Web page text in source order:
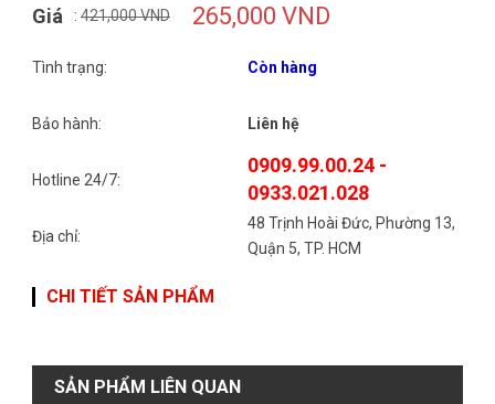
Giá : 421,000 VND 265,000 VND
Tình trạng: Còn hàng
Bảo hành: Liên hệ
Hotline 24/7:
0909.99.00.24 -
0933.021.028
Địa chỉ:
48 Trịnh Hoài Đức, Phường 13,
Quận 5, TP. HCM
CHI TIẾT SẢN PHẨM
SẢN PHẨM LIÊN QUAN